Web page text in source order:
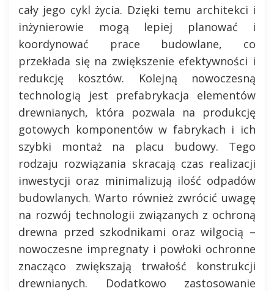
cały jego cykl życia. Dzięki temu architekci i
inżynierowie mogą lepiej planować i
koordynować prace budowlane, co
przekłada się na zwiększenie efektywności i
redukcję kosztów. Kolejną nowoczesną
technologią jest prefabrykacja elementów
drewnianych, która pozwala na produkcję
gotowych komponentów w fabrykach i ich
szybki montaż na placu budowy. Tego
rodzaju rozwiązania skracają czas realizacji
inwestycji oraz minimalizują ilość odpadów
budowlanych. Warto również zwrócić uwagę
na rozwój technologii związanych z ochroną
drewna przed szkodnikami oraz wilgocią –
nowoczesne impregnaty i powłoki ochronne
znacząco zwiększają trwałość konstrukcji
drewnianych. Dodatkowo zastosowanie